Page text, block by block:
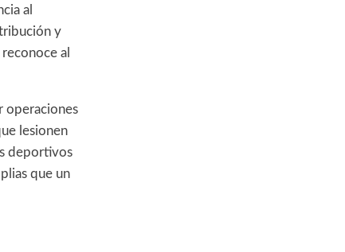
al
y
al
operaciones
lesionen
deportivos
que un